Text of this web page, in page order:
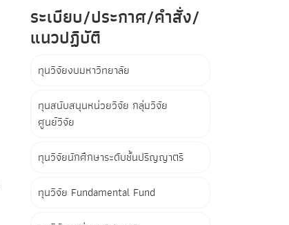
ระเบียบ/ประกาศ/คำสั่ง/
แนวปฏิบัติ
ทุนวิจัยงบมหาวิทยาลัย
ทุนสนับสนุนหน่วยวิจัย กลุ่มวิจัย
ศูนย์วิจัย
ทุนวิจัยนักศึกษาระดับชั้นปริญญาตรี
ทุนวิจัย Fundamental Fund